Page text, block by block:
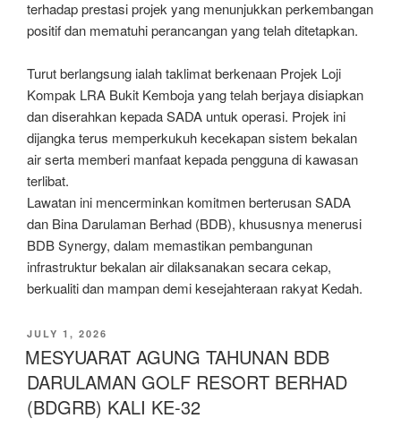
terhadap prestasi projek yang menunjukkan perkembangan
positif dan mematuhi perancangan yang telah ditetapkan.
Turut berlangsung ialah taklimat berkenaan Projek Loji
Kompak LRA Bukit Kemboja yang telah berjaya disiapkan
dan diserahkan kepada SADA untuk operasi. Projek ini
dijangka terus memperkukuh kecekapan sistem bekalan
air serta memberi manfaat kepada pengguna di kawasan
terlibat.
Lawatan ini mencerminkan komitmen berterusan SADA
dan Bina Darulaman Berhad (BDB), khususnya menerusi
BDB Synergy, dalam memastikan pembangunan
infrastruktur bekalan air dilaksanakan secara cekap,
berkualiti dan mampan demi kesejahteraan rakyat Kedah.
JULY 1, 2026
MESYUARAT AGUNG TAHUNAN BDB
DARULAMAN GOLF RESORT BERHAD
(BDGRB) KALI KE-32